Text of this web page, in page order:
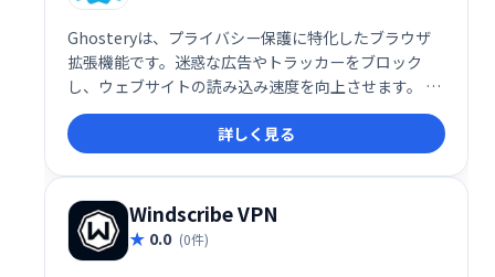
Ghosteryは、プライバシー保護に特化したブラウザ
拡張機能です。迷惑な広告やトラッカーをブロック
し、ウェブサイトの読み込み速度を向上させます。 個
人データ収集を制御できるだけでなく、シンプルで分
かりやすいダッシュボードで、Webサイトのトラッキ
ング状況を把握できます。快適で安全なインターネッ
ト体験を実現します。
詳しく見る
Windscribe VPN
0.0 (0件)